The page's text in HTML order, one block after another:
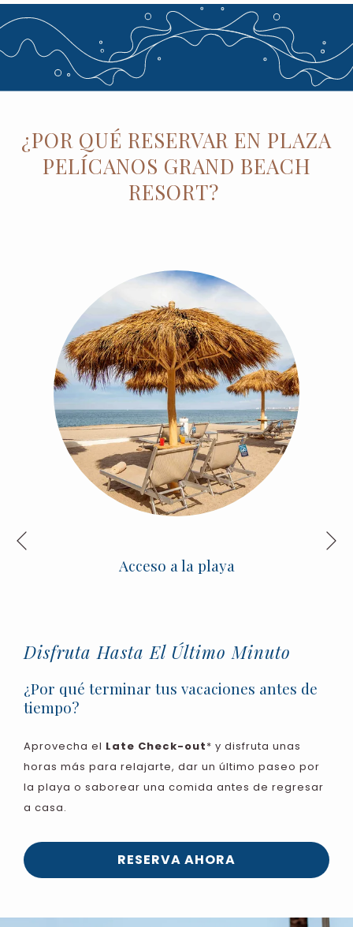
¿POR QUÉ RESERVAR EN PLAZA
PELÍCANOS GRAND BEACH
RESORT?
Anterior
Acceso a la playa
Disfruta Hasta El Último Minuto
¿Por qué terminar tus vacaciones antes de
tiempo?
Aprovecha el Late Check-out* y disfruta unas
horas más para relajarte, dar un último paseo por
la playa o saborear una comida antes de regresar
a casa.
RESERVA AHORA